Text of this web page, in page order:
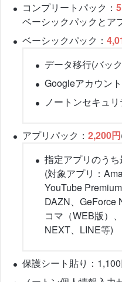
コンプリートパック：
ベーシックパックとア
ベーシックパック：
データ移行(バッ
Googleアカウン
ノートンセキュ
アプリパック： 2,200円
指定アプリのう
(対象アプリ：
YouTube
DAZN、GeForce
コマ（WEB版）
NEXT、LINE等)
保護シート貼り：